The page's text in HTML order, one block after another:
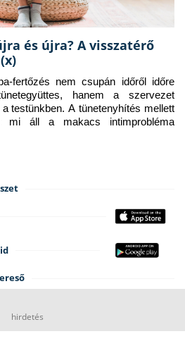
és újra? A visszatérő
fertőzés nem csupán időről időre
hanem a szervezet
a testünkben. A tünetenyhítés mellett
mi áll a makacs intimprobléma
hirdetés